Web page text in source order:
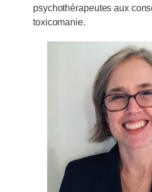
psychothérapeutes aux
toxicomanie.